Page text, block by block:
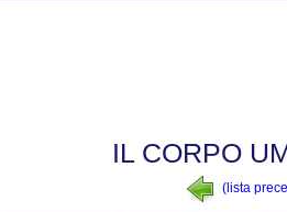
IL CORPO
(lista